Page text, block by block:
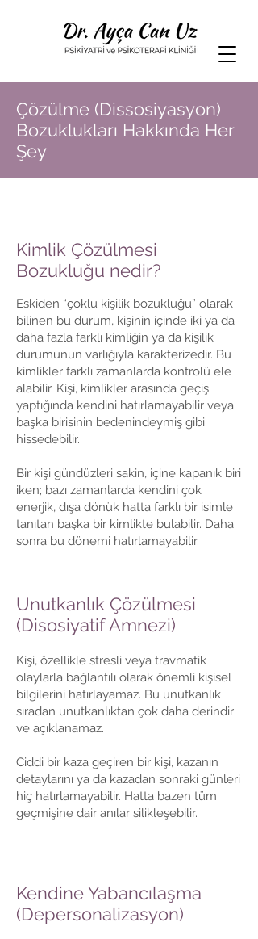
Çözülme (Dissosiyasyon)
Bozuklukları Hakkında Her
Şey
Kimlik Çözülmesi
Bozukluğu nedir?
Eskiden “çoklu kişilik bozukluğu” olarak
bilinen bu durum, kişinin içinde iki ya da
daha fazla farklı kimliğin ya da kişilik
durumunun varlığıyla karakterizedir. Bu
kimlikler farklı zamanlarda kontrolü ele
alabilir. Kişi, kimlikler arasında geçiş
yaptığında kendini hatırlamayabilir veya
başka birisinin bedenindeymiş gibi
hissedebilir.
Bir kişi gündüzleri sakin, içine kapanık biri
iken; bazı zamanlarda kendini çok
enerjik, dışa dönük hatta farklı bir isimle
tanıtan başka bir kimlikte bulabilir. Daha
sonra bu dönemi hatırlamayabilir.
Unutkanlık Çözülmesi
(Disosiyatif Amnezi)
Kişi, özellikle stresli veya travmatik
olaylarla bağlantılı olarak önemli kişisel
bilgilerini hatırlayamaz. Bu unutkanlık
sıradan unutkanlıktan çok daha derindir
ve açıklanamaz.
Ciddi bir kaza geçiren bir kişi, kazanın
detaylarını ya da kazadan sonraki günleri
hiç hatırlamayabilir. Hatta bazen tüm
geçmişine dair anılar silikleşebilir.
Kendine Yabancılaşma
(Depersonalizasyon)